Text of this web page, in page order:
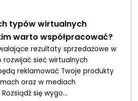
typów wirtualnych
warto współpracować?
rezultaty sprzedażowe w
sieć wirtualnych
reklamować Twoje produkty
oraz w mediach
się wygo...